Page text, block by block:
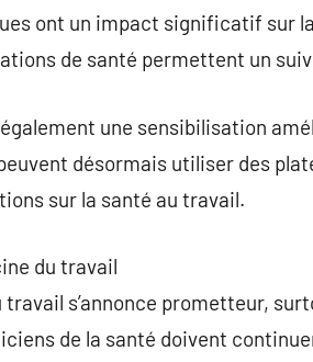
ont un impact significatif sur
de santé permettent un
une sensibilisation
désormais utiliser des
sur la santé au travail.
du travail
travail s’annonce prometteur,
de la santé doivent